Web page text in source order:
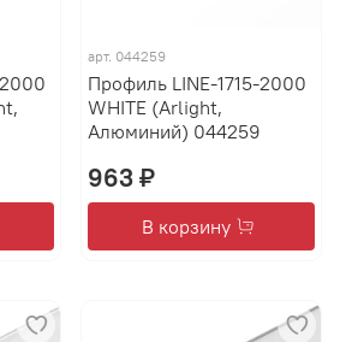
арт. 044259
Профиль LINE-1715-2000
WHITE (Arlight,
Алюминий) 044259
963 ₽
В корзину